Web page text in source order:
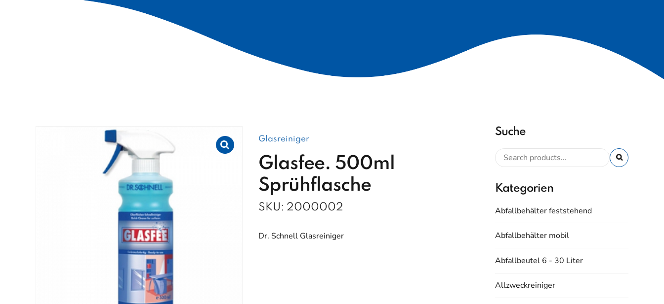
Glasreiniger
Glasfee. 500ml
Sprühflasche
SKU: 2000002
Dr. Schnell Glasreiniger
Suche
Kategorien
Abfallbehälter feststehend
Abfallbehälter mobil
Abfallbeutel 6 - 30 Liter
Allzweckreiniger